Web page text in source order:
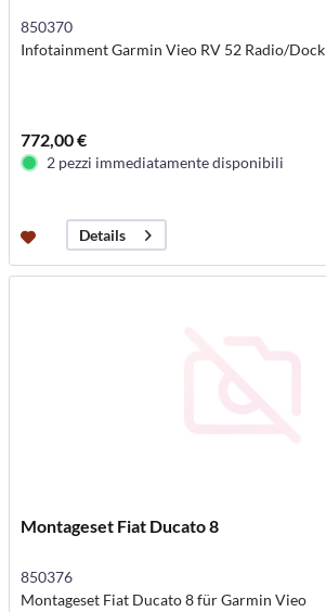
850370
Infotainment Garmin Vieo RV 52 Radio/Dock
772,00 €
2 pezzi immediatamente disponibili
Details
Montageset Fiat Ducato 8
850376
Montageset Fiat Ducato 8 für Garmin Vieo